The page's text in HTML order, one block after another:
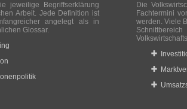
jeweilige Begriffserklärung
Arbeit. Jede Definition ist
angelegt als in
Glossar.
Die
Fachtermini
werden. Viele